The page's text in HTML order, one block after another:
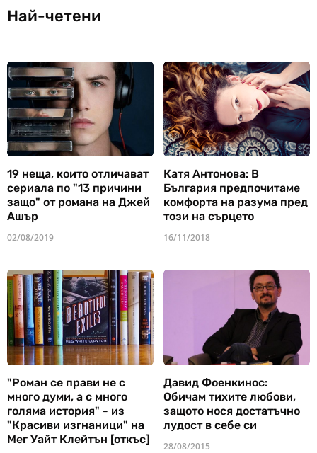
Най-четени
19 неща, които отличават
сериала по "13 причини
защо" от романа на Джей
Ашър
02/08/2019
Катя Антонова: В
България предпочитаме
комфорта на разума пред
този на сърцето
16/11/2018
"Роман се прави не с
много думи, а с много
голяма история" - из
"Красиви изгнаници" на
Мег Уайт Клейтън [откъс]
Давид Фоенкинос:
Обичам тихите любови,
защото нося достатъчно
лудост в себе си
28/08/2015